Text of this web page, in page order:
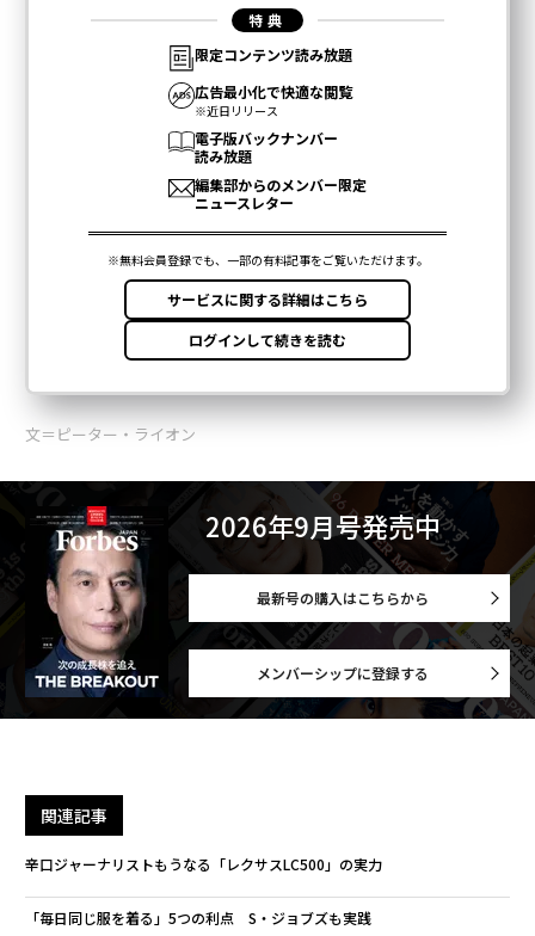
文＝ピーター・ライオン
2026年9月号発売中
最新号の購入はこちらから
メンバーシップに登録する
関連記事
辛口ジャーナリストもうなる「レクサスLC500」の実力
「毎日同じ服を着る」5つの利点 S・ジョブズも実践